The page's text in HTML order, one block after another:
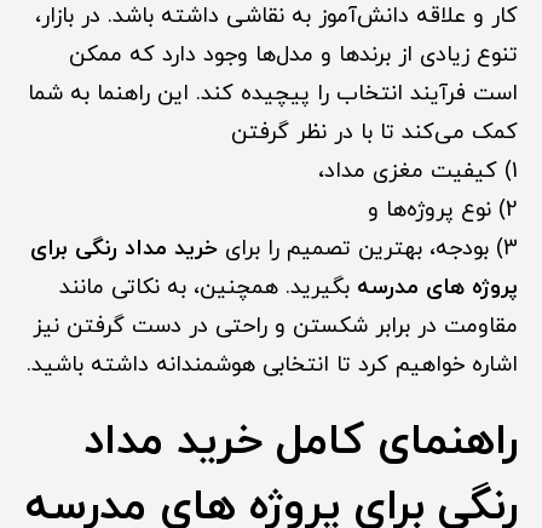
کار و علاقه دانش‌آموز به نقاشی داشته باشد. در بازار،
تنوع زیادی از برندها و مدل‌ها وجود دارد که ممکن
است فرآیند انتخاب را پیچیده کند. این راهنما به شما
کمک می‌کند تا با در نظر گرفتن
1) کیفیت مغزی مداد،
2) نوع پروژه‌ها و
3) بودجه، بهترین تصمیم را برای
خرید مداد رنگی برای
پروژه های مدرسه بگیرید. همچنین، به نکاتی مانند
مقاومت در برابر شکستن و راحتی در دست گرفتن نیز
اشاره خواهیم کرد تا انتخابی هوشمندانه داشته باشید.
راهنمای کامل خرید مداد
رنگی برای پروژه های مدرسه